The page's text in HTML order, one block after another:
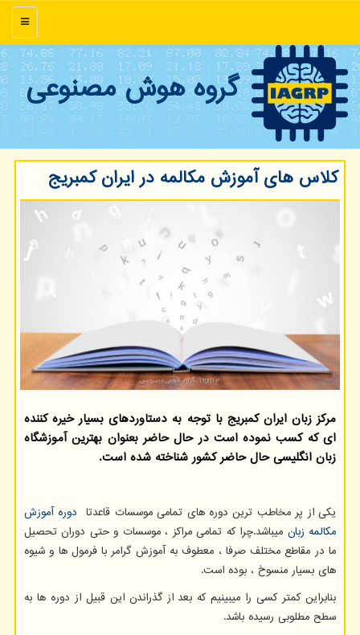
منو
گروه هوش مصنوعی
كلاس های آموزش مكالمه در ایران كمبریج
مركز زبان ایران كمبریج با توجه به دستاوردهای بسیار خیره كننده
ای كه كسب نموده است در حال حاضر بعنوان بهترین آموزشگاه
زبان انگلیسی حال حاضر كشور شناخته شده است.
یکی از پر مخاطب ترین دوره های تمامی موسسات قاعدتا دوره آموزش
مکالمه زبان میباشد.چرا که تمامی مراکز ، موسسات و حتی دوران تحصیل
ما در مقاطع مختلف صرفا ، معطوف به آموزش گرامر با فرمول ها و شیوه
های بسیار منسوخ ، بوده است.
بنابراین کمتر کسی را میبینیم که بعد از گذراندن این قبیل از دوره ها به
سطح مطلوبی رسیده باشد.